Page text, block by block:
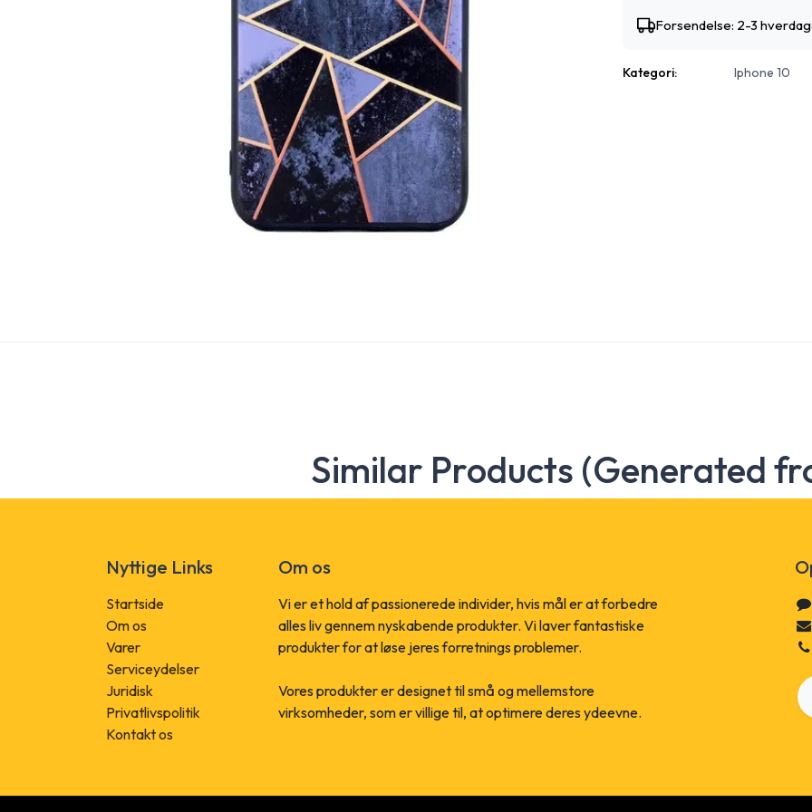
Forsendelse: 2-3
Kategori: Iphone 10
Similar Products (Generated
Nyttige Links
Startside
Om os
Varer
Serviceydelser
Juridisk
Privatlivspolitik
Kontakt os
Om os
Vi er et hold af passionerede individer, hvis mål er at forbedre
alles liv gennem nyskabende produkter. Vi laver fantastiske
produkter for at løse jeres forretnings problemer.
Vores produkter er designet til små og mellemstore
virksomheder, som er villige til, at optimere deres ydeevne.